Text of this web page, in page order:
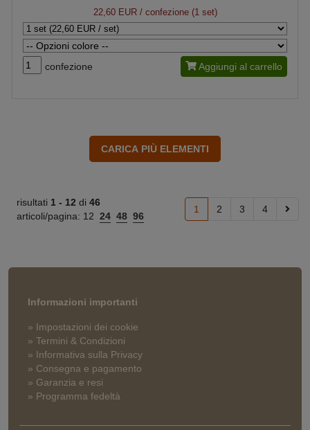
22,60 EUR/ confezione (1 set)
confezione Aggiungi al carrello
risultati 1 - 12 di 46
articoli/pagina: 12 24 48 96
1 2 3 4
Informazioni importanti
» Impostazioni dei cookie
» Termini & Condizioni
» Informativa sulla Privacy
» Consegna e pagamento
» Garanzia e resi
» Programma fedeltà